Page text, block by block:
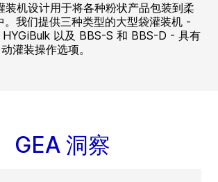
装机设计用于将各种粉状产品包装到柔
。我们提供三种类型的大型袋灌装机 -
以及 BBS-S 和 BBS-D - 具有
灌装操作选项。
GEA 洞察